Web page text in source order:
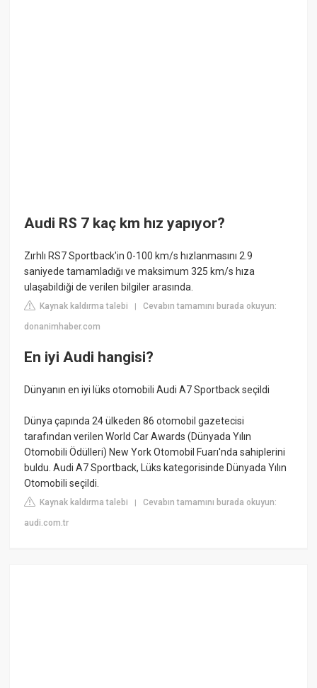
Audi RS 7 kaç km hız yapıyor?
Zırhlı RS7 Sportback'in 0-100 km/s hızlanmasını 2.9
saniyede tamamladığı ve maksimum 325 km/s hıza
ulaşabildiği de verilen bilgiler arasında.
Kaynak kaldırma talebi |Cevabın tamamını burada okuyun:
donanimhaber.com
En iyi Audi hangisi?
Dünyanın en iyi lüks otomobili Audi A7 Sportback seçildi
Dünya çapında 24 ülkeden 86 otomobil gazetecisi
tarafından verilen World Car Awards (Dünyada Yılın
Otomobili Ödülleri) New York Otomobil Fuarı'nda sahiplerini
buldu. Audi A7 Sportback, Lüks kategorisinde Dünyada Yılın
Otomobili seçildi.
Kaynak kaldırma talebi |Cevabın tamamını burada okuyun:
audi.com.tr